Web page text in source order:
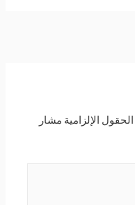
الحقول الإلزامية مشار